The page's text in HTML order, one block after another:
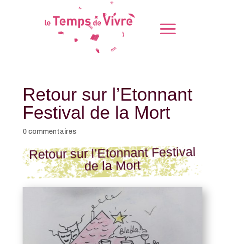
Retour sur l’Etonnant
Festival de la Mort
0 commentaires
Retour sur l’Etonnant Festival
de la Mort